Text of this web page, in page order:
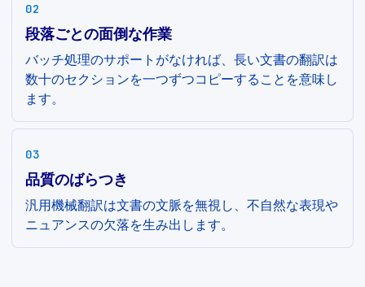
02
段落ごとの面倒な作業
バッチ処理のサポートがなければ、長い文書の翻訳は
数十のセクションを一つずつコピーすることを意味し
ます。
03
品質のばらつき
汎用機械翻訳は文書の文脈を無視し、不自然な表現や
ニュアンスの欠落を生み出します。